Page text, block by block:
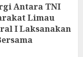
Antara TNI
Limau
I Laksanakan